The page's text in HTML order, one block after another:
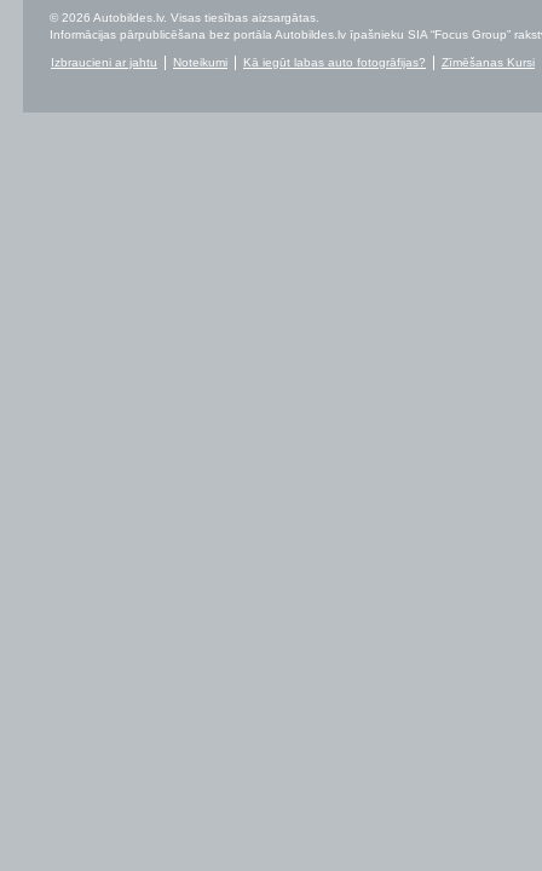
© 2026 Autobildes.lv. Visas tiesības aizsargātas.
Informācijas pārpublicēšana bez portāla Autobildes.lv īpašnieku SIA “Focus Group”
Izbraucieni ar jahtu Noteikumi Kā iegūt labas auto fotogrāfijas? Zīmēšanas Kursi